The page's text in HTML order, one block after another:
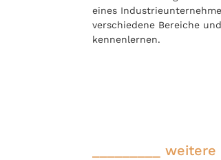
eines
verschiedene Bereiche
kennenlernen.
_________